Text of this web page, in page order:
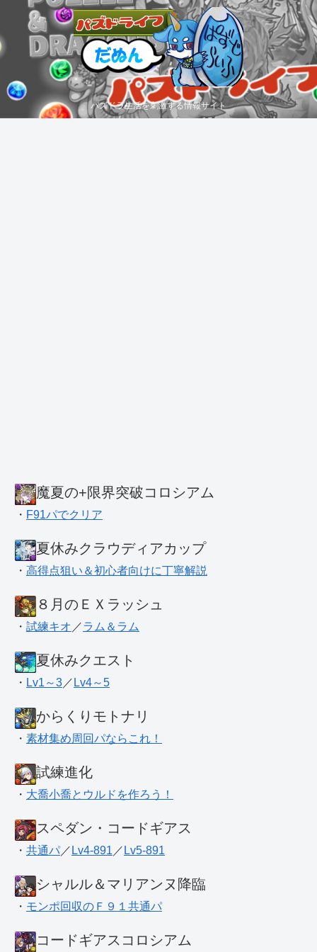
パズドラ生活を刺激する情報サイト
魔夏の+限界突破コロシアム
・ F91パでクリア
夏休みクラウディアカップ
・ 高得点狙い＆初心者向けに丁寧解説
８月のＥＸラッシュ
・ 試練キオ ／ラム＆ラム
夏休みクエスト
・ Lv1～3 ／ Lv4～5
からくりモトナリ
・ 素材集め周回パならこれ！
試練進化
・ 大喬小喬とウルドを作ろう！
スペダン・コードギアス
・ 共通パ ／ Lv4-891 ／ Lv5-891
シャルル＆マリアンヌ降臨
・ モンポ回収のＦ９１共通パ
コードギアスコロシアム